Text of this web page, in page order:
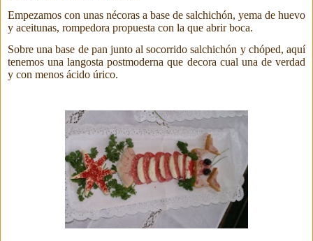
Empezamos con unas nécoras a base de salchichón, yema de huevo
y aceitunas, rompedora propuesta con la que abrir boca.
Sobre una base de pan junto al socorrido salchichón y chóped, aquí
tenemos una langosta postmoderna que decora cual una de verdad
y con menos ácido úrico.